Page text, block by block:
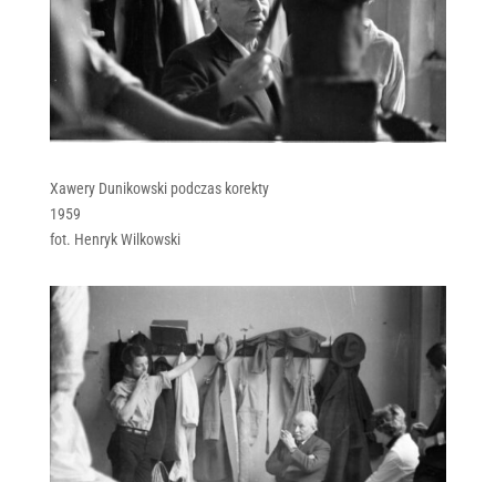
Xawery Dunikowski podczas korekty
1959
fot. Henryk Wilkowski